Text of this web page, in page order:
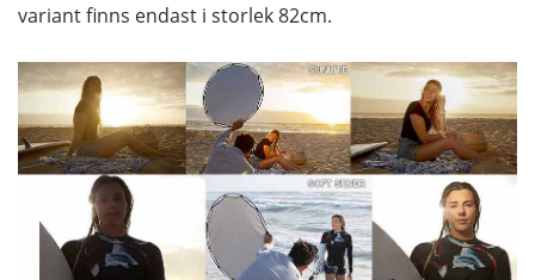
variant finns endast i storlek 82cm.